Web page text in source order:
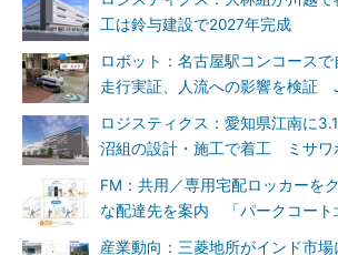
工は鈴与建設で2027年完成
ロボット：名古屋駅コンコース
走行実証、人流への影響を検証
ロジスティクス：愛知県江南に
沼組の設計・施工で着工 ミサワ
FM：共用／専用宅配ロッカーを
な配達先を案内 「パークコート
産業動向：三菱地所がインド市